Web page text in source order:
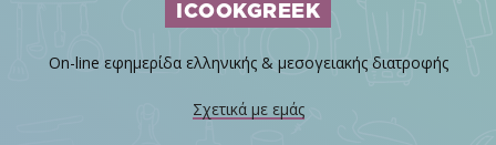
ICOOKGREEK
On-line εφημερίδα ελληνικής & μεσογειακής διατροφής
Σχετικά με εμάς